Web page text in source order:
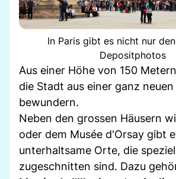
In Paris gibt es nicht nur
Depositphotos
Aus einer Höhe von 150
die Stadt aus einer ganz
bewundern.
Neben den grossen Häusern
oder dem Musée d'Orsay gibt
unterhaltsame Orte, die
zugeschnitten sind. Dazu